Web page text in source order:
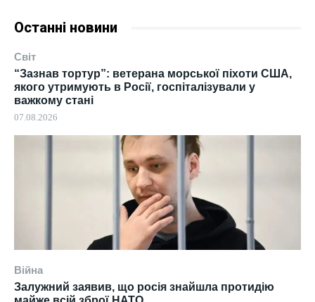
Останні новини
Світ
“Зазнав тортур”: ветерана морської піхоти США,
якого утримують в Росії, госпіталізували у
важкому стані
07.08.2026
Війна
Залужний заявив, що росія знайшла протидію